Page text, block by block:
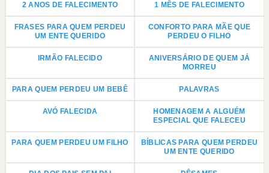
2 ANOS DE FALECIMENTO 1 MÊS DE FALECIMENTO
FRASES PARA QUEM PERDEU
UM ENTE QUERIDO
CONFORTO PARA MÃE QUE
PERDEU O FILHO
IRMÃO FALECIDO
ANIVERSÁRIO DE QUEM JÁ
MORREU
PARA QUEM PERDEU UM BEBÊ PALAVRAS
AVÓ FALECIDA
HOMENAGEM A ALGUÉM
ESPECIAL QUE FALECEU
PARA QUEM PERDEU UM FILHO
BÍBLICAS PARA QUEM PERDEU
UM ENTE QUERIDO